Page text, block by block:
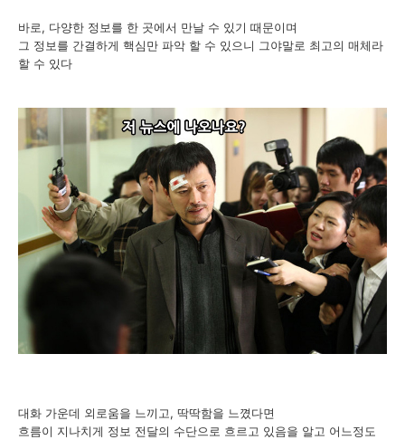
바로, 다양한 정보를 한 곳에서 만날 수 있기 때문이며
그 정보를 간결하게 핵심만 파악 할 수 있으니 그야말로 최고의 매체라
할 수 있다
대화 가운데 외로움을 느끼고, 딱딱함을 느꼈다면
흐름이 지나치게 정보 전달의 수단으로 흐르고 있음을 알고 어느정도